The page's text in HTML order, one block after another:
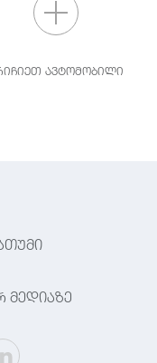
ავტომობილი
მედიაზე